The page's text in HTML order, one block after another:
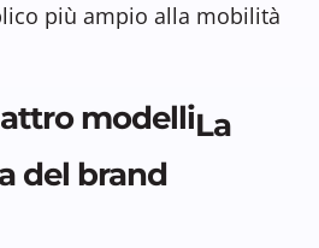
più ampio alla mobilità
La
del brand